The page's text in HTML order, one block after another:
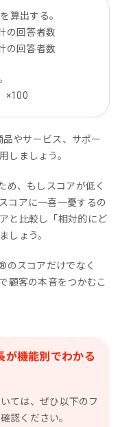
算出する。
の回答者数
の回答者数
×100
やサービス、サポー
しましょう。
め、もしスコアが低く
コアに一喜一憂するの
と比較し「相対的にど
しょう。
のスコアだけでなく
顧客の本音をつかむこ
が機能別でわかる
ては、ぜひ以下のフ
認ください。